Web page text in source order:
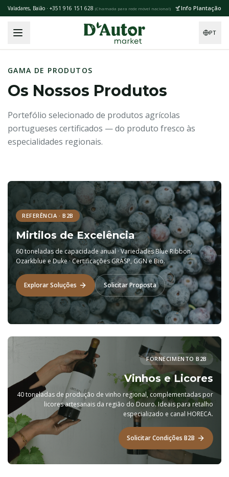
Skip to main content
Valadares, Baião · +351 916 151 628 (Chamada para rede móvel nacional) Info Plantação
PT
GAMA DE PRODUTOS
Os Nossos Produtos
Portefólio selecionado de produtos agrícolas
portugueses certificados — do produto fresco às
especialidades regionais.
REFERÊNCIA · B2B
Mirtilos de Excelência
60 toneladas de capacidade anual · Variedades Blue Ribbon,
Ozarkblue e Duke · Certificações GRASP, GGN e Bio.
Explorar Soluções Solicitar Proposta
FORNECIMENTO B2B
Vinhos e Licores
40 toneladas de produção de vinho regional, complementadas por
licores artesanais da região do Douro. Ideais para retalho
especializado e canal HORECA.
Solicitar Condições B2B